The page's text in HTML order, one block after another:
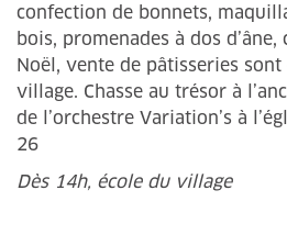
confection de bonnets,
bois, promenades à dos
Noël, vente de pâtisseries sont
village. Chasse au trésor à
de l’orchestre Variation’s à
26
Dès 14h, école du village